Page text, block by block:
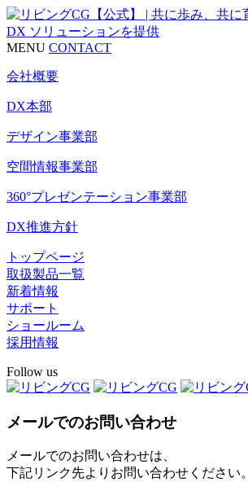
MENU CONTACT
会社概要
DX本部
デザイン事業部
空間情報事業部
360°プレゼンテーション事業部
DX推進方針
トップページ
取扱製品一覧
新着情報
サポート
ショールーム
採用情報
Follow us
メールでのお問い合わせ
メールでのお問い合わせは、
下記リンク先よりお問い合わせください。